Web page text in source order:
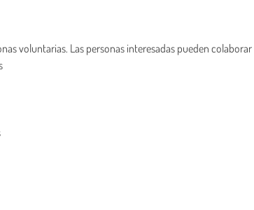
voluntarias. Las personas interesadas pueden colaborar